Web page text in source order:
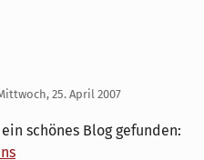
25. April 2007
schönes Blog gefunden: